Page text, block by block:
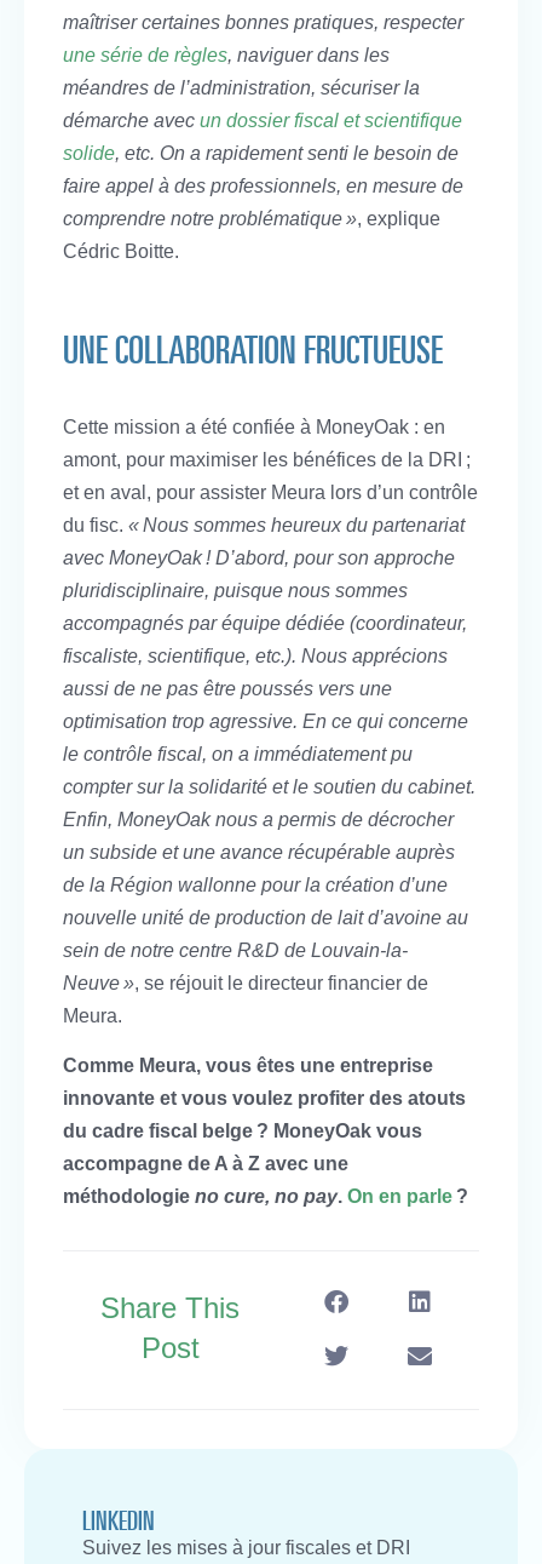
maîtriser certaines bonnes pratiques, respecter
une série de règles, naviguer dans les
méandres de l’administration, sécuriser la
démarche avec un dossier fiscal et scientifique
solide, etc. On a rapidement senti le besoin de
faire appel à des professionnels, en mesure de
comprendre notre problématique », explique
Cédric Boitte.
UNE COLLABORATION FRUCTUEUSE
Cette mission a été confiée à MoneyOak : en
amont, pour maximiser les bénéfices de la DRI ;
et en aval, pour assister Meura lors d’un contrôle
du fisc. « Nous sommes heureux du partenariat
avec MoneyOak ! D’abord, pour son approche
pluridisciplinaire, puisque nous sommes
accompagnés par équipe dédiée (coordinateur,
fiscaliste, scientifique, etc.). Nous apprécions
aussi de ne pas être poussés vers une
optimisation trop agressive. En ce qui concerne
le contrôle fiscal, on a immédiatement pu
compter sur la solidarité et le soutien du cabinet.
Enfin, MoneyOak nous a permis de décrocher
un subside et une avance récupérable auprès
de la Région wallonne pour la création d’une
nouvelle unité de production de lait d’avoine au
sein de notre centre R&D de Louvain-la-
Neuve », se réjouit le directeur financier de
Meura.
Comme Meura, vous êtes une entreprise
innovante et vous voulez profiter des atouts
du cadre fiscal belge ? MoneyOak vous
accompagne de A à Z avec une
méthodologie no cure, no pay. On en parle ?
Share This
Post
LINKEDIN
Suivez les mises à jour fiscales et DRI